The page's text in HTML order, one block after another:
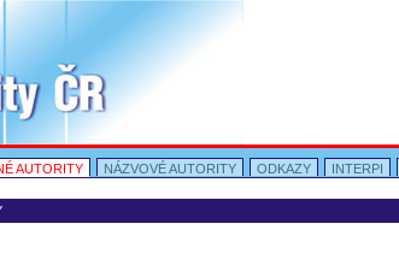
AUTORITY NÁZVOVÉ AUTORITY ODKAZY INTERPI